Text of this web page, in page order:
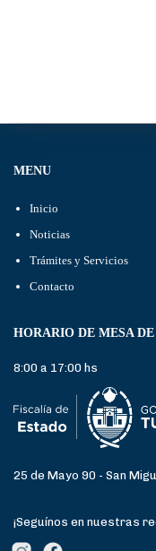
MENU
Inicio
Noticias
Trámites y Servicios
Contacto
HORARIO DE MESA
8:00 a 17:00 hs
25 de Mayo 90 - San
¡Seguínos en nuestras